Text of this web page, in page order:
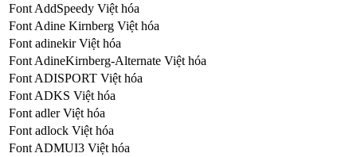
Font AddSpeedy Việt hóa
Font Adine Kirnberg Việt hóa
Font adinekir Việt hóa
Font AdineKirnberg-Alternate Việt hóa
Font ADISPORT Việt hóa
Font ADKS Việt hóa
Font adler Việt hóa
Font adlock Việt hóa
Font ADMUI3 Việt hóa